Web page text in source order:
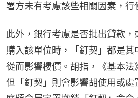
署方未有考慮該些相關因素，行
此外，銀行考慮是否批出貸款
購入該單位時，「釘契」都是其
從而影響樓價。胡指，《基本法
但「釘契」則會影響胡使用或處